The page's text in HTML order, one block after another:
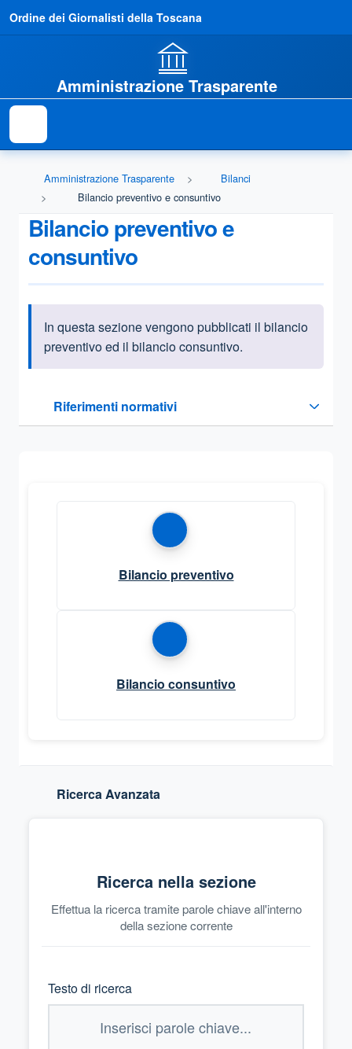
Ordine dei Giornalisti della Toscana
Amministrazione Trasparente
Amministrazione Trasparente
Bilanci
Bilancio preventivo e consuntivo
Bilancio preventivo e
consuntivo
Informazioni introduttive
In questa sezione vengono pubblicati il bilancio
preventivo ed il bilancio consuntivo.
Riferimenti normativi
Sezione compressa
Bilancio preventivo
Bilancio consuntivo
Ricerca Avanzata
Ricerca nella sezione
Effettua la ricerca tramite parole chiave all'interno
della sezione corrente
Testo di ricerca